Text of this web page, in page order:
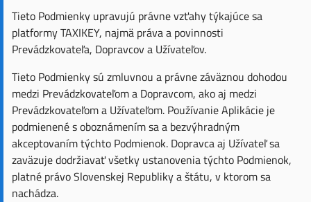
Tieto Podmienky upravujú právne vzťahy týkajúce sa
platformy TAXIKEY, najmä práva a povinnosti
Prevádzkovateľa, Dopravcov a Užívateľov.
Tieto Podmienky sú zmluvnou a právne záväznou dohodou
medzi Prevádzkovateľom a Dopravcom, ako aj medzi
Prevádzkovateľom a Užívateľom. Používanie Aplikácie je
podmienené s oboznámením sa a bezvýhradným
akceptovaním týchto Podmienok. Dopravca aj Užívateľ sa
zaväzuje dodržiavať všetky ustanovenia týchto Podmienok,
platné právo Slovenskej Republiky a štátu, v ktorom sa
nachádza.